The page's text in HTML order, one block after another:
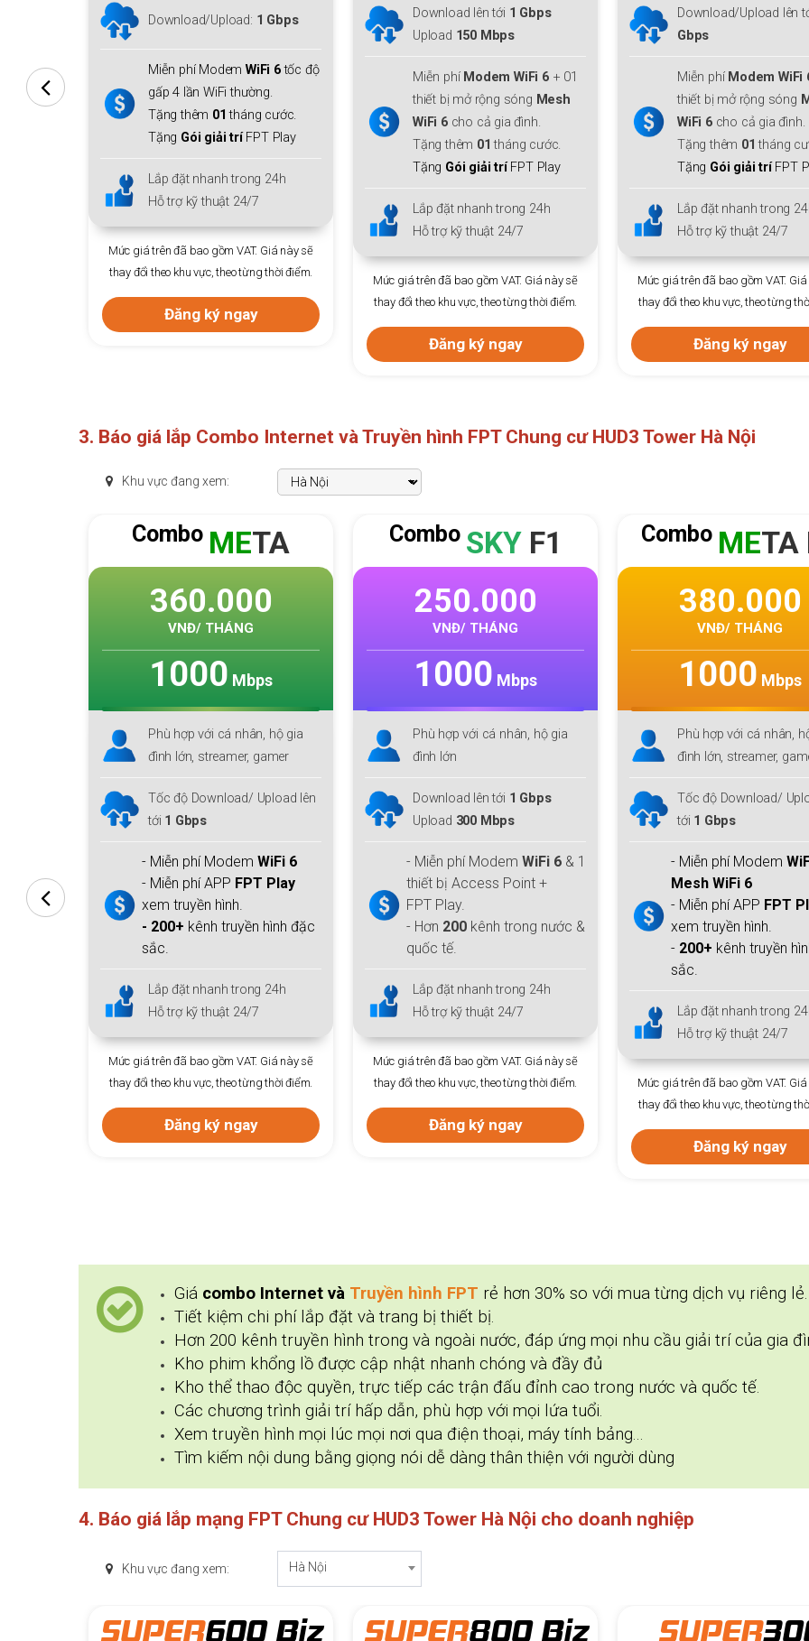
tốc độ
Download lên tới
1 Gbps
Miễn phí Modem WiFi 6+ 01
thiết bị mở rộng sóngMesh
WiFi 6 cho cả gia đình.
Tặng thêm01 tháng cước.
Lắp đặt nhanh trong 24h
Hỗ trợ kỹ thuật 24/7
Mức giá trên đã bao gồm VAT. Giá này sẽ
thay đổi theo khu vực, theo từng thời điểm.
Download/Upload lên tới
Gbps
Miễn phí Modem WiFi 6 + 01
thiết bị mở rộng sóng Mesh
WiFi 6 cho cả gia đình.
Tặng thêm 01tháng cước.
Tặng Gói giải tríFPT Play
Lắp đặt nhanh trong 24h
Hỗ trợ kỹ thuật 24/7
Mức giá trên đã bao gồm VAT. Giá này sẽ
thay đổi theo khu vực, theo từng thời điểm.
Đăng ký ngay
Download/ Upload:
Thiết bị:
Ưu đãigói đa phiên
Trả trước 12 tháng +1
Lắp đặt nhanh trong
Hỗ trợ kỹ thuật 24/7
Mức giá trên đã bao gồm VAT.
thay đổi theo khu vực, theo từng
Đăng ký ngay
3. Báo giá lắp Combo Internet và Truyền hình FPT Chung cư HUD3 Tower Hà Nội
Khu vực đang xem:
ComboSKYF1
250.000
VNĐ/ THÁNG
1000 Mbps
Phù hợp với cá nhân, hộ gia
đình lớn
Download lên tới1 Gbps
Upload300 Mbps
- Miễn phí Modem WiFi 6
thiết bị Access Point +
FPT Play.
- Hơn200kênh trong nước &
quốc tế.
Lắp đặt nhanh trong 24h
Hỗ trợ kỹ thuật 24/7
Mức giá trên đã bao gồm VAT. Giá này sẽ
thay đổi theo khu vực, theo từng thời điểm.
Đăng ký ngay
ComboMETA F1
380.000
VNĐ/ THÁNG
1000 Mbps
Phù hợp với cá nhân, hộ gia
đình lớn, streamer, gamer
Tốc độ Download/ Upload lên
tới 1 Gbps
- Miễn phí Modem WiFi 6 + 1
Mesh WiFi 6
- Miễn phí APP
xem truyền hình.
-200+kênh truyền hình đặc
Lắp đặt nhanh trong 24h
Hỗ trợ kỹ thuật 24/7
Mức giá trên đã bao gồm VAT. Giá này sẽ
thay đổi theo khu vực, theo từng thời điểm.
Đăng ký ngay
ComboGIGA
255.000
VNĐ/ THÁNG
300Mbps
Phù hợp với cá nhân,
đình lớn, streamer,
Tốc độ Download/
tới 300 Gbps
- Miễn phí Modem
Mesh WiFi 6
- Miễn phí APP FPT
xem truyền hình.
- 200+ kênh truyền
sắc.
Lắp đặt nhanh trong
Hỗ trợ kỹ thuật 24/7
Mức giá trên đã bao gồm VAT.
thay đổi theo khu vực, theo từng
Đăng ký ngay
Giá combo Internet và Truyền hình FPT rẻ hơn 30% so với mua từng dịch vụ riêng lẻ.
Tiết kiệm chi phí lắp đặt và trang bị thiết bị.
Hơn 200 kênh truyền hình trong và ngoài nước, đáp ứng mọi nhu cầu giải trí của gia
Kho phim khổng lồ được cập nhật nhanh chóng và đầy đủ
Kho thể thao độc quyền, trực tiếp các trận đấu đỉnh cao trong nước và quốc tế.
Các chương trình giải trí hấp dẫn, phù hợp với mọi lứa tuổi.
Xem truyền hình mọi lúc mọi nơi qua điện thoại, máy tính bảng...
Tìm kiếm nội dung bằng giọng nói dễ dàng thân thiện với người dùng
4. Báo giá lắp mạng FPT Chung cư HUD3 Tower Hà Nội cho doanh nghiệp
Khu vực đang xem: Hà Nội
SUPER800 Biz SUPER300 SUPER